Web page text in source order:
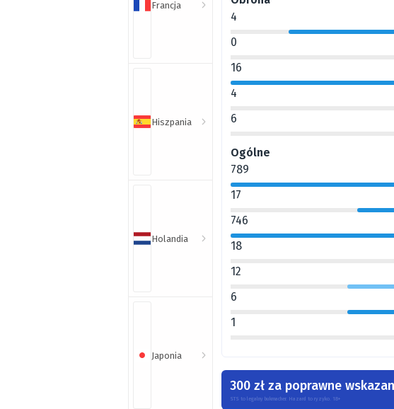
Francja
Hiszpania
Holandia
Japonia
4
0
16
4
6
Ogólne
789
17
746
18
12
6
1
300 zł za poprawne
Ligi
STS to legalny bukmacher. Hazard to ryzyko. 18+